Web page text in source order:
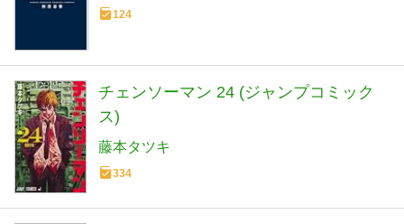
124
チェンソーマン 24 (ジャンプコミック
ス)
藤本タツキ
334